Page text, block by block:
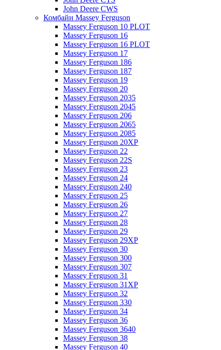
John Deere CWS
Комбайн Massey Ferguson
Massey Ferguson 10 PLOT
Massey Ferguson 16
Massey Ferguson 16 PLOT
Massey Ferguson 17
Massey Ferguson 186
Massey Ferguson 187
Massey Ferguson 19
Massey Ferguson 20
Massey Ferguson 2035
Massey Ferguson 2045
Massey Ferguson 206
Massey Ferguson 2065
Massey Ferguson 2085
Massey Ferguson 20XP
Massey Ferguson 22
Massey Ferguson 22S
Massey Ferguson 23
Massey Ferguson 24
Massey Ferguson 240
Massey Ferguson 25
Massey Ferguson 26
Massey Ferguson 27
Massey Ferguson 28
Massey Ferguson 29
Massey Ferguson 29XP
Massey Ferguson 30
Massey Ferguson 300
Massey Ferguson 307
Massey Ferguson 31
Massey Ferguson 31XP
Massey Ferguson 32
Massey Ferguson 330
Massey Ferguson 34
Massey Ferguson 36
Massey Ferguson 3640
Massey Ferguson 38
Massey Ferguson 40